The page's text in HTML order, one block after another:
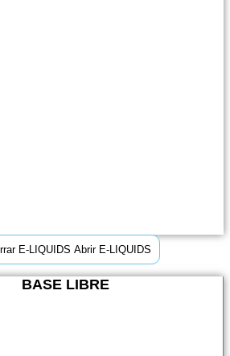
E-LIQUIDS Abrir E-LIQUIDS
BASE LIBRE